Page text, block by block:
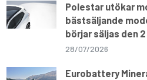
Polestar utökar
bästsäljande
börjar säljas den
28/07/2026
Eurobattery